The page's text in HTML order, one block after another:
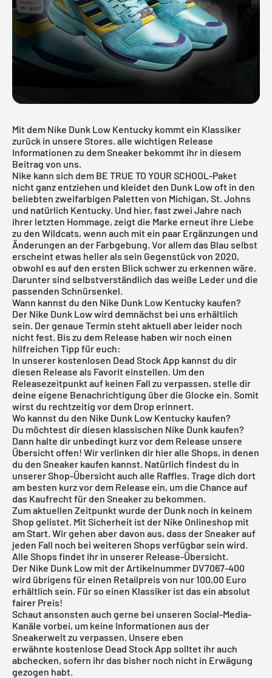
Mit dem Nike Dunk Low Kentucky kommt ein Klassiker
zurück in unsere Stores. alle wichtigen Release
Informationen zu dem Sneaker bekommt ihr in diesem
Beitrag von uns.
Nike kann sich dem BE TRUE TO YOUR SCHOOL-Paket
nicht ganz entziehen und kleidet den Dunk Low oft in den
beliebten zweifarbigen Paletten von Michigan, St. Johns
und natürlich Kentucky. Und hier, fast zwei Jahre nach
ihrer letzten Hommage, zeigt die Marke erneut ihre Liebe
zu den Wildcats, wenn auch mit ein paar Ergänzungen und
Änderungen an der Farbgebung. Vor allem das Blau selbst
erscheint etwas heller als sein Gegenstück von 2020,
obwohl es auf den ersten Blick schwer zu erkennen wäre.
Darunter sind selbstverständlich das weiße Leder und die
passenden Schnürsenkel.
Wann kannst du den Nike Dunk Low Kentucky kaufen?
Der Nike Dunk Lowwird demnächst bei uns erhältlich
sein. Der genaue Termin steht aktuell aber leider noch
nicht fest. Bis zu dem Release haben wir noch einen
hilfreichen Tipp für euch:
In unserer kostenlosen Dead Stock App kannst du dir
diesen Release als Favorit einstellen. Um den
Releasezeitpunkt auf keinen Fall zu verpassen, stelle dir
deine eigene Benachrichtigung über die Glocke ein. Somit
wirst du rechtzeitig vor dem Drop erinnert.
Wo kannst du den Nike Dunk Low Kentucky kaufen?
Du möchtest dir diesen klassischen Nike Dunk kaufen?
Dann halte dir unbedingt kurz vor dem Release unsere
Übersicht offen! Wir verlinken dir hier alle Shops, in denen
du den Sneaker kaufen kannst. Natürlich findest du in
unserer Shop-Übersicht auch alle Raffles. Trage dich dort
am besten kurz vor dem Release ein, um die Chance auf
das Kaufrecht für den Sneaker zu bekommen.
Zum aktuellen Zeitpunkt wurde der Dunk noch in keinem
Shop gelistet. Mit Sicherheit ist der Nike Onlineshop mit
am Start. Wir gehen aber davon aus, dass der Sneaker auf
jeden Fall noch bei weiteren Shops verfügbar sein wird.
Alle Shops findet ihr in unserer Release-Übersicht.
Der Nike Dunk Low mit der Artikelnummer DV7067-400
wird übrigens für einen Retailpreis von nur 100,00 Euro
erhältlich sein. Für so einen Klassiker ist das ein absolut
fairer Preis!
Schaut ansonsten auch gerne bei unseren Social-Media-
Kanäle vorbei, um keine Informationen aus der
Sneakerwelt zu verpassen. Unsere eben
erwähnte kostenlose Dead Stock App solltet ihr auch
abchecken, sofern ihr das bisher noch nicht in Erwägung
gezogen habt.